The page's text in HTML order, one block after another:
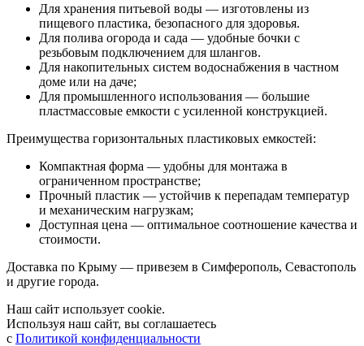
Для хранения питьевой воды — изготовлены из
пищевого пластика, безопасного для здоровья.
Для полива огорода и сада — удобные бочки с
резьбовым подключением для шлангов.
Для накопительных систем водоснабжения в частном
доме или на даче;
Для промышленного использования — большие
пластмассовые емкости с усиленной конструкцией.
Преимущества горизонтальных пластиковых емкостей:
Компактная форма — удобны для монтажа в
ограниченном пространстве;
Прочный пластик — устойчив к перепадам температур
и механическим нагрузкам;
Доступная цена — оптимальное соотношение качества и
стоимости.
Доставка по Крыму — привезем в Симферополь, Севастополь
и другие города.
Наш сайт использует cookie.
Используя наш сайт, вы соглашаетесь
с Политикой конфиденциальности